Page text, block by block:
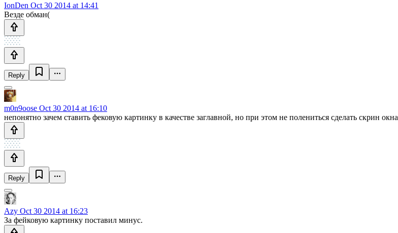
IonDen Oct 30 2014 at 14:41
Везде обман(
Reply
m0n9oose Oct 30 2014 at 16:10
непонятно зачем ставить фековую картинку в качестве заглавной, но при этом не полениться сделать скрин
Reply
Azy Oct 30 2014 at 16:23
За фейковую картинку поставил минус.